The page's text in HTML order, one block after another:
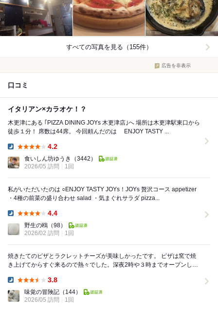
すべての写真を見る（155件）
広告を非表示
口コミ
イタリアン×カラオケ！？
木更津にある ｢PIZZA DINING JOYs 木更津店｣へ 場所は木更津駅東口から
徒歩１分！ 席数は44席。 今回頼んだのは ENJOY TASTY ...
4.2
食いしん坊ゆうき
（3442）
2026/05 訪問
1回
私がいただいたのは ○ENJOY TASTY JOYs！JOYs 贅沢コース appetizer
・4種の前菜の盛り合わせ salad ・気まぐれサラダ pizza...
4.4
野生の鴎 （98）
2026/02 訪問
1回
焼きたてのピザとラクレットチーズが美味しかったです。 ピザは窯で焼
き上げてからすぐ来るので熱々でした。深夜2時や３時までオープンして
3.8
味覚の冒険記 （144）
2026/05 訪問
1回